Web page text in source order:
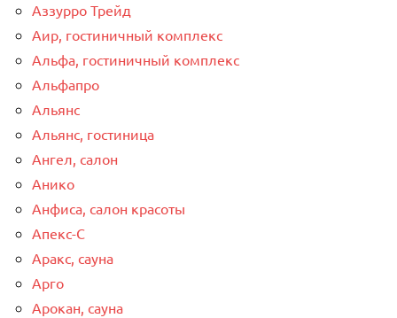
Аззурро Трейд
Аир, гостиничный комплекс
Альфа, гостиничный комплекс
Альфапро
Альянс
Альянс, гостиница
Ангел, салон
Анико
Анфиса, салон красоты
Апекс-С
Аракс, сауна
Арго
Арокан, сауна